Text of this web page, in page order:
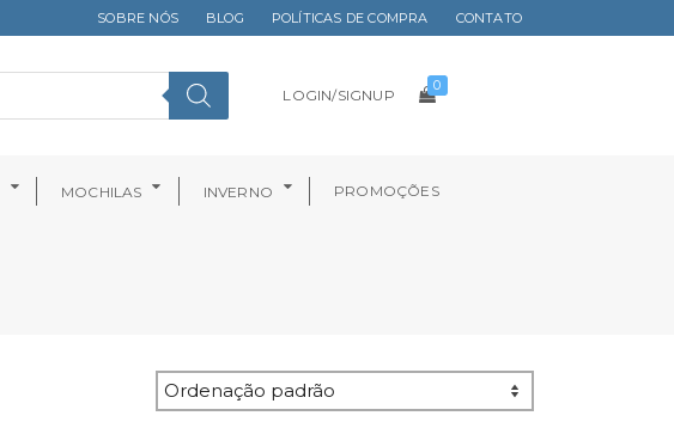
SOBRE NÓS BLOG POLÍTICAS DE COMPRA CONTATO
LOGIN/SIGNUP
0
MOCHILAS INVERNO PROMOÇÕES